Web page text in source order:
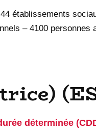
établissements
– 4100 personnes
déterminée